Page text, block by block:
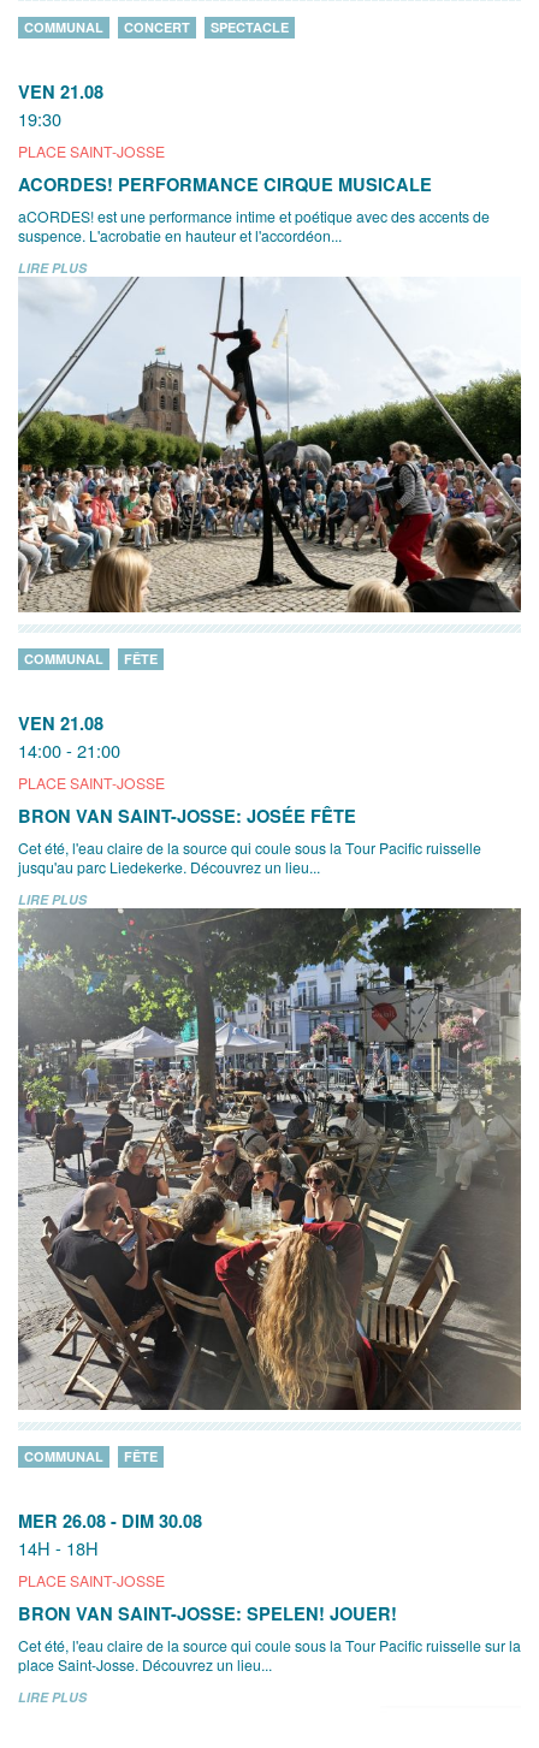
VEN 21.08
19:30
PLACE SAINT-JOSSE
COMMUNAL CONCERT SPECTACLE
ACORDES! PERFORMANCE CIRQUE MUSICALE
aCORDES! est une performance intime et poétique avec des accents de
suspence. L'acrobatie en hauteur et l'accordéon...
LIRE PLUS
VEN 21.08
14:00 - 21:00
PLACE SAINT-JOSSE
COMMUNAL FÊTE
BRON VAN SAINT-JOSSE: JOSÉE FÊTE
Cet été, l'eau claire de la source qui coule sous la Tour Pacific ruisselle
jusqu'au parc Liedekerke. Découvrez un lieu...
LIRE PLUS
MER 26.08 - DIM 30.08
14H - 18H
PLACE SAINT-JOSSE
COMMUNAL FÊTE
BRON VAN SAINT-JOSSE: SPELEN! JOUER!
Cet été, l'eau claire de la source qui coule sous la Tour Pacific ruisselle sur la
place Saint-Josse. Découvrez un lieu...
LIRE PLUS